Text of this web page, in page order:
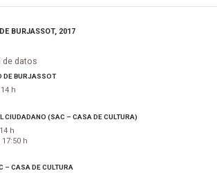
BURJASSOT, 2017
de datos
DE BURJASSOT
h
CIUDADANO (SAC – CASA DE CULTURA)
h
h
– CASA DE CULTURA